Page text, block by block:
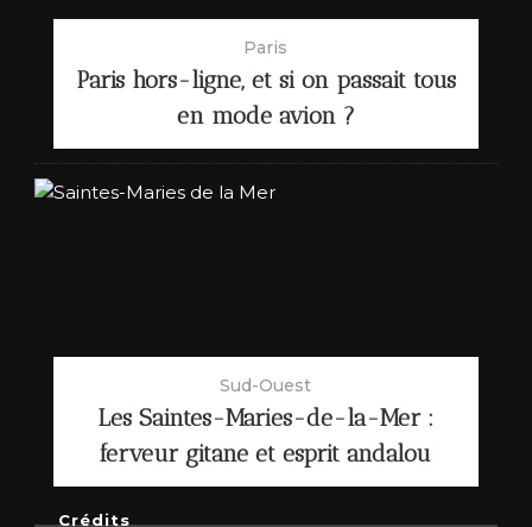
Paris
Paris hors-ligne, et si on passait tous
en mode avion ?
Sud-Ouest
Les Saintes-Maries-de-la-Mer :
ferveur gitane et esprit andalou
Crédits